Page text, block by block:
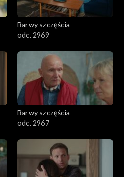
Barwy szczęścia
odc. 2969
Barwy szczęścia
odc. 2967